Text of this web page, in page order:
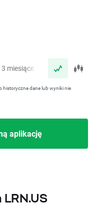
3 miesiące rok
historyczne dane lub wyniki nie
aplikację